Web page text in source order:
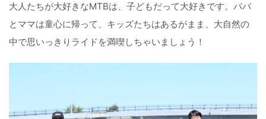
大人たちが大好きなMTBは、子どもだって大好きです。パパ
とママは童心に帰って、キッズたちはあるがまま、大自然の
中で思いっきりライドを満喫しちゃいましょう！